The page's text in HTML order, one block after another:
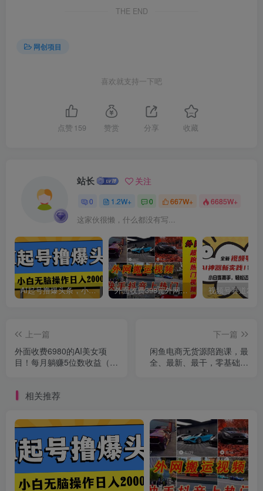
THE END
网创项目
喜欢就支持一下吧
点赞 159 赞赏 分享 收藏
站长 关注
0 1.2W+ 0 667W+ 6685W+
这家伙很懒，什么都没有写...
AI起号撸爆头条，小白也能操作，日入2000+ 外面收费398元外网超跑豪车汽车视频搬运至快手抖音上热门项目
上一篇
外面收费6980的AI美女项
目！每月躺赚5位数收益（教
下一篇
闲鱼电商无货源陪跑课，最
全、最新、最干，零基础实
相关推荐